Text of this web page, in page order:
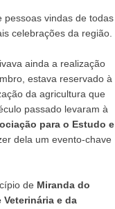
pessoas vindas de todas
celebrações da região.
ainda a realização
estava reservado à
da agricultura que
passado levaram à
para o Estudo e
dela um evento-chave
de Miranda do
Veterinária e da